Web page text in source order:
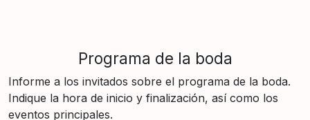
Programa de la boda
Informe a los invitados sobre el programa de la boda.
Indique la hora de inicio y finalización, así como los
eventos principales.